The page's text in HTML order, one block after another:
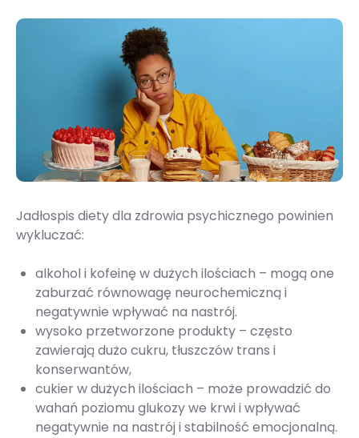
Jadłospis diety dla zdrowia psychicznego powinien
wykluczać:
alkohol i kofeinę w dużych ilościach – mogą one
zaburzać równowagę neurochemiczną i
negatywnie wpływać na nastrój.
wysoko przetworzone produkty – często
zawierają dużo cukru, tłuszczów trans i
konserwantów,
cukier w dużych ilościach – może prowadzić do
wahań poziomu glukozy we krwi i wpływać
negatywnie na nastrój i stabilność emocjonalną.